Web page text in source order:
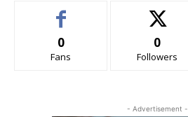
0
Fans
0
Followers
- Advertisement -